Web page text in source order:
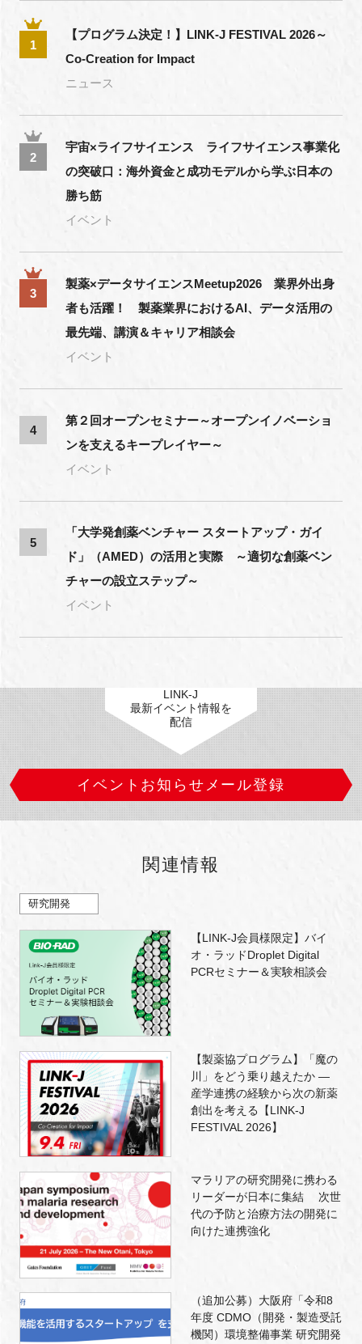
1
【プログラム決定！】LINK-J FESTIVAL 2026～
Co-Creation for Impact
ニュース
2
宇宙×ライフサイエンス ライフサイエンス事業化
の突破口：海外資金と成功モデルから学ぶ日本の
勝ち筋
イベント
3
製薬×データサイエンスMeetup2026 業界外出身
者も活躍！ 製薬業界におけるAI、データ活用の
最先端、講演＆キャリア相談会
イベント
4
第２回オープンセミナー～オープンイノベーショ
ンを支えるキープレイヤー～
イベント
5
「大学発創薬ベンチャー スタートアップ・ガイ
ド」（AMED）の活用と実際 ～適切な創薬ベン
チャーの設立ステップ～
イベント
LINK-J
最新イベント情報を
配信
イベントお知らせメール登録
関連情報
研究開発
【LINK-J会員様限定】バイ
オ・ラッドDroplet Digital
PCRセミナー＆実験相談会
【製薬協プログラム】「魔の
川」をどう乗り越えたか ―
産学連携の経験から次の新薬
創出を考える【LINK-J
FESTIVAL 2026】
マラリアの研究開発に携わる
リーダーが日本に集結 次世
代の予防と治療方法の開発に
向けた連携強化
（追加公募）大阪府「令和8
年度 CDMO（開発・製造受託
機関）環境整備事業 研究開発